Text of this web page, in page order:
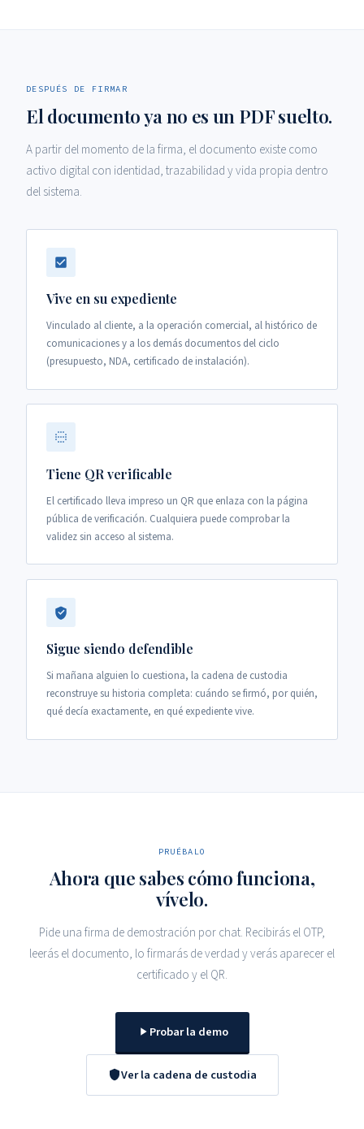
DESPUÉS DE FIRMAR
El documento ya no es un PDF suelto.
A partir del momento de la firma, el documento existe como
activo digital con identidad, trazabilidad y vida propia dentro
del sistema.
Vive en su expediente
Vinculado al cliente, a la operación comercial, al histórico de
comunicaciones y a los demás documentos del ciclo
(presupuesto, NDA, certificado de instalación).
Tiene QR verificable
El certificado lleva impreso un QR que enlaza con la página
pública de verificación. Cualquiera puede comprobar la
validez sin acceso al sistema.
Sigue siendo defendible
Si mañana alguien lo cuestiona, la cadena de custodia
reconstruye su historia completa: cuándo se firmó, por quién,
qué decía exactamente, en qué expediente vive.
PRUÉBALO
Ahora que sabes cómo funciona,
vívelo.
Pide una firma de demostración por chat. Recibirás el OTP,
leerás el documento, lo firmarás de verdad y verás aparecer el
certificado y el QR.
Probar la demo
Ver la cadena de custodia